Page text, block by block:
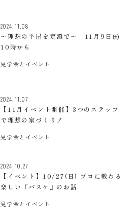
2024.11.08
～理想の平屋を定額で～ 11月9日㈯
10時から
見学会とイベント
2024.11.07
【11月イベント開催】3つのステップ
で理想の家づくり！
見学会とイベント
2024.10.27
【イベント】10/27(日) プロに教わる
楽しい『バスケ』のお話
見学会とイベント